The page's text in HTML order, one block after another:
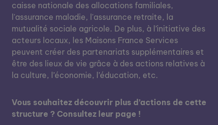
caisse nationale des allocations familiales,
l'assurance maladie, l'assurance retraite, la
mutualité sociale agricole. De plus, à l’initiative des
acteurs locaux, les Maisons France Services
peuvent créer des partenariats supplémentaires et
être des lieux de vie grâce à des actions relatives à
la culture, l’économie, l’éducation, etc.
Vous souhaitez découvrir plus d’actions de cette
structure ? Consultez leur page !